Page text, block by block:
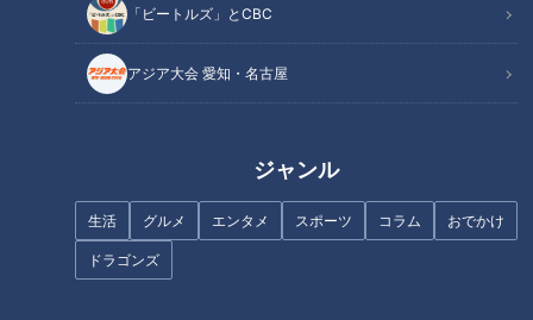
「ビートルズ」とCBC
アジア大会 愛知・名古屋
ジャンル
生活 グルメ エンタメ スポーツ コラム おでかけ
ドラゴンズ
人気店のドーナツを再現！余っ
たお餅で簡単レシピ【家計お助
「赤えびのマリネ」の作り方
【キユーピー３分クッキング】